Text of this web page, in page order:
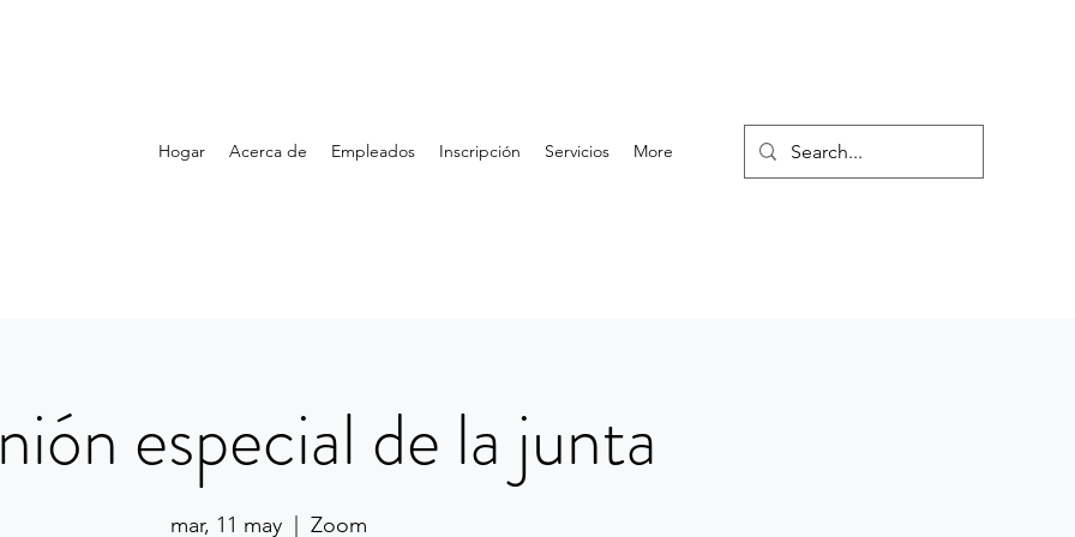
Hogar Acerca de Empleados Inscripción Servicios More
especial de la junta
mar, 11 may Zoom